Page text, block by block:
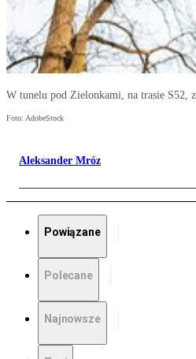
W tunelu pod Zielonkami, na trasie S52,
Foto: AdobeStock
Aleksander Mróz
Powiązane
Polecane
Najnowsze